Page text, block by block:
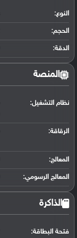
النوع:
الحجم:
الدقة:
المنصة
نظام التشغيل:
الرقاقة:
المعالج:
المعالج الرسومي:
الذاكرة
فتحة البطاقة: